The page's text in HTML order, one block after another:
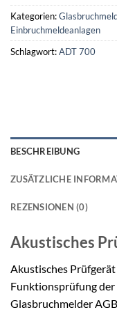
Kategorien:
Einbruchmeldeanlagen
Schlagwort:ADT 700
BESCHREIBUNG
ZUSÄTZLICHE
REZENSIONEN (0)
Akustisches
Akustisches
Funktionsprüfung der
Glasbruchmelder